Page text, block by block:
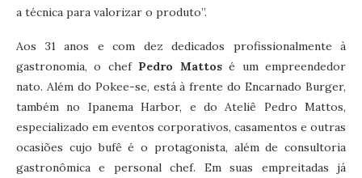
a técnica para valorizar o produto”.
Aos 31 anos e com dez dedicados profissionalmente à
gastronomia, o chef Pedro Mattosé um empreendedor
nato. Além do Pokee-se, está à frente do Encarnado Burger,
também no Ipanema Harbor, e do Ateliê Pedro Mattos,
especializado em eventos corporativos, casamentos e outras
ocasiões cujo bufê é o protagonista, além de consultoria
gastronômica e personal chef. Em suas empreitadas já